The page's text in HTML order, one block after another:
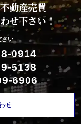
動産売買
せ下さい！
さい
0914
5138
6906
せ